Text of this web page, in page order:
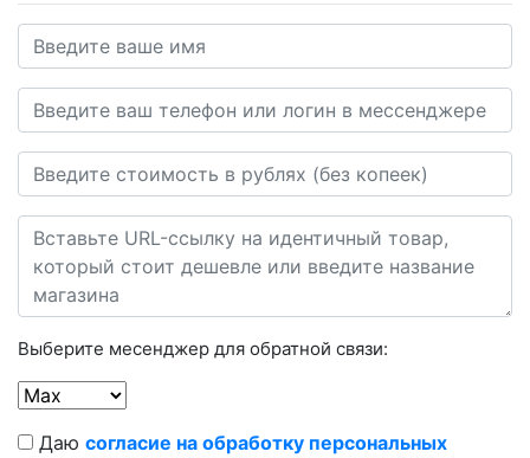
Выберите месенджер для обратной связи:
Даю согласие на обработку персональных